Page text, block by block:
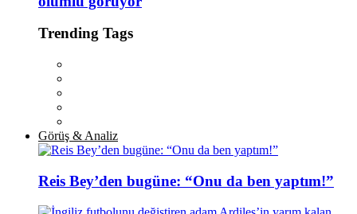
Trending Tags
Görüş & Analiz
Reis Bey’den bugüne: “Onu da ben yaptım!”